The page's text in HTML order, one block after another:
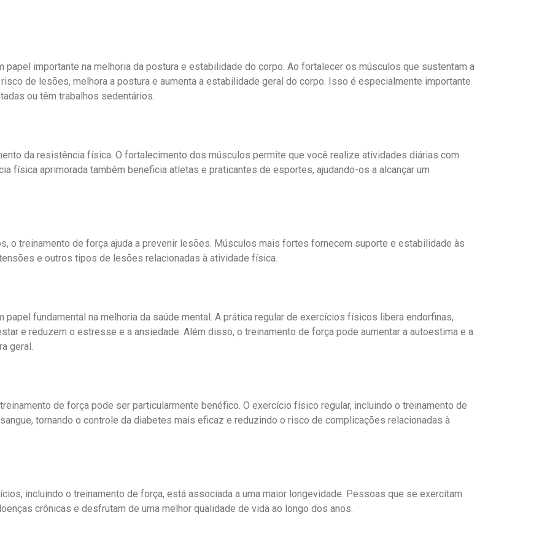
papel importante na melhoria da postura e estabilidade do corpo. Ao fortalecer os músculos que sustentam a
de lesões, melhora a postura e aumenta a estabilidade geral do corpo. Isso é especialmente importante
ou têm trabalhos sedentários.
da resistência física. O fortalecimento dos músculos permite que você realize atividades diárias com
física aprimorada também beneficia atletas e praticantes de esportes, ajudando-os a alcançar um
o treinamento de força ajuda a prevenir lesões. Músculos mais fortes fornecem suporte e estabilidade às
e outros tipos de lesões relacionadas à atividade física.
papel fundamental na melhoria da saúde mental. A prática regular de exercícios físicos libera endorfinas,
e reduzem o estresse e a ansiedade. Além disso, o treinamento de força pode aumentar a autoestima e a
geral.
de força pode ser particularmente benéfico. O exercício físico regular, incluindo o treinamento de
tornando o controle da diabetes mais eficaz e reduzindo o risco de complicações relacionadas à
incluindo o treinamento de força, está associada a uma maior longevidade. Pessoas que se exercitam
crônicas e desfrutam de uma melhor qualidade de vida ao longo dos anos.